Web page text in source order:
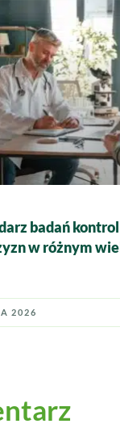
badań
w różnym
2026